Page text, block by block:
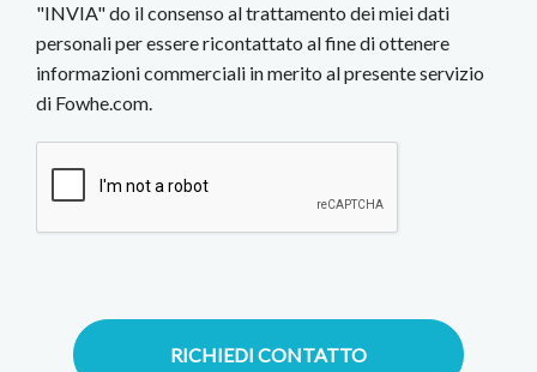
"INVIA" do il consenso al trattamento dei miei dati
personali per essere ricontattato al fine di ottenere
informazioni commerciali in merito al presente servizio
di Fowhe.com.
RICHIEDI CONTATTO